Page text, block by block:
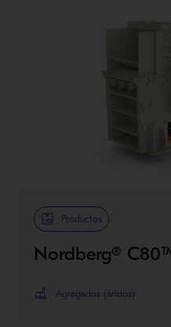
Productos
Nordberg®
Agregados (áridos)